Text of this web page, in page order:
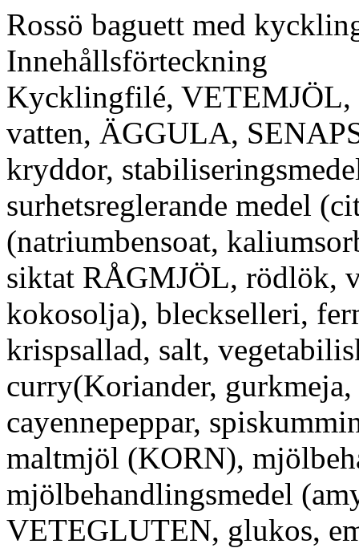
Rossö baguett med
Innehållsförteckning
Kycklingfilé, VETEMJÖL,
vatten, ÄGGULA,
kryddor,
surhetsreglerande medel
(natriumbensoat,
siktat RÅGMJÖL, rödlök,
kokosolja), bleckselleri,
krispsallad, salt,
curry(Koriander,
cayennepeppar,
maltmjöl (KORN),
mjölbehandlingsmedel
VETEGLUTEN, glukos,